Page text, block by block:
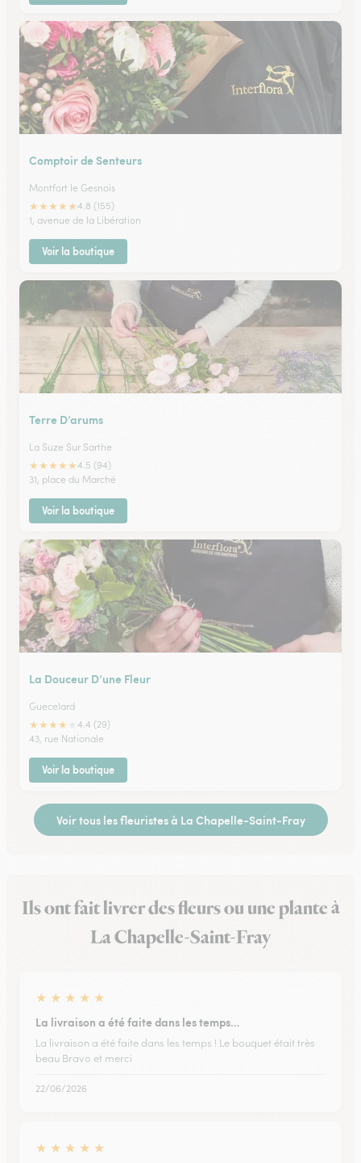
Comptoir de Senteurs
Montfort le Gesnois
★★★★★4.8 (155)
1, avenue de la Libération
Voir la boutique
Terre D’arums
La Suze Sur Sarthe
★★★★★4.5 (94)
31, place du Marché
Voir la boutique
La Douceur D’une Fleur
Guecelard
★★★★
4.4 (29)
43, rue Nationale
Voir la boutique
Voir tous les fleuristes à La Chapelle-Saint-Fray
Ils ont fait livrer des fleurs ou une plante à
La Chapelle-Saint-Fray
★ ★ ★ ★ ★
La livraison a été faite dans les temps…
La livraison a été faite dans les temps ! Le bouquet était très
beau Bravo et merci
22/06/2026
★ ★ ★ ★ ★